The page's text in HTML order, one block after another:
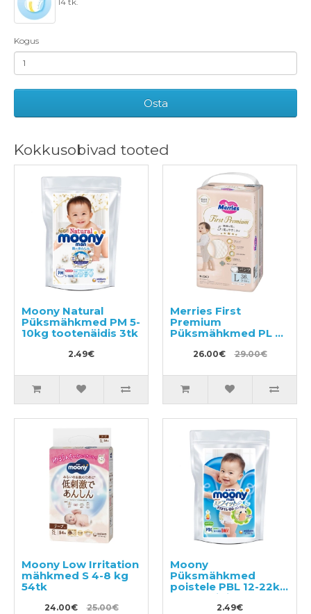
Kogus
Osta
Kokkusobivad tooted
Moony Natural
Püksmähkmed PM 5-
10kg tootenäidis 3tk
2.49€
Merries First
Premium
Püksmähkmed PL 9-
26.00€ 29.00€
Moony Low Irritation
mähkmed S 4-8 kg
54tk
24.00€ 25.00€
Moony
Püksmähkmed
poistele PBL 12-22kg
tootenäidis 3tk
2.49€